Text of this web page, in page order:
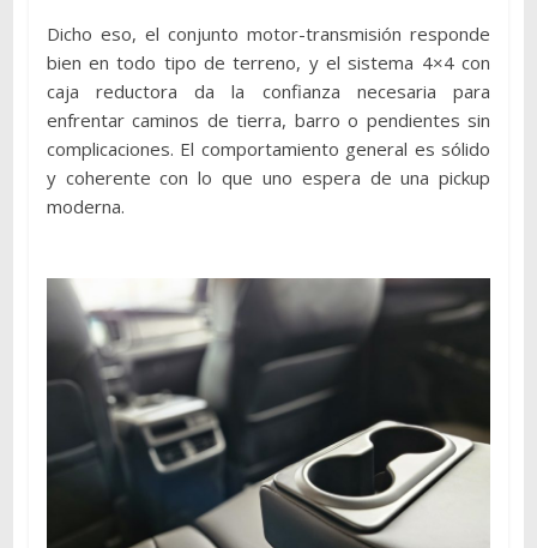
Dicho eso, el conjunto motor-transmisión responde
bien en todo tipo de terreno, y el sistema 4×4 con
caja reductora da la confianza necesaria para
enfrentar caminos de tierra, barro o pendientes sin
complicaciones. El comportamiento general es sólido
y coherente con lo que uno espera de una pickup
moderna.